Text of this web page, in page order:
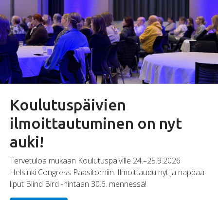
Koulutuspäivien
ilmoittautuminen on nyt
auki!
Tervetuloa mukaan Koulutuspäiville 24.–25.9.2026
Helsinki Congress Paasitorniin. Ilmoittaudu nyt ja nappaa
liput Blind Bird -hintaan 30.6. mennessä!